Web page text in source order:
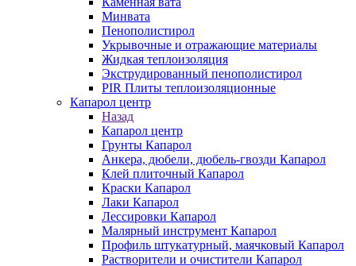
Минвата
Пенополистирол
Укрывочные и отражающие материалы
Жидкая теплоизоляция
Экструдированный пенополистирол
PIR Плиты теплоизоляционные
Капарол центр
Назад
Капарол центр
Грунты Капарол
Анкера, дюбели, дюбель-гвозди Капарол
Клей плиточный Капарол
Краски Капарол
Лаки Капарол
Лессировки Капарол
Малярный инструмент Капарол
Профиль штукатурный, маячковый Капарол
Растворители и очистители Капарол